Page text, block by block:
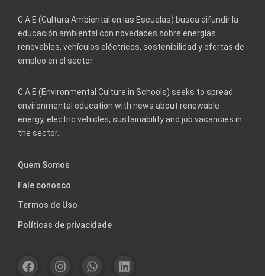
C.A.E (Cultura Ambiental en las Escuelas) busca difundir la
educación ambiental con novedades sobre energías
renovables, vehículos eléctricos, sostenibilidad y ofertas de
empleo en el sector.
C.A.E (Environmental Culture in Schools) seeks to spread
environmental education with news about renewable
energy, electric vehicles, sustainability and job vacancies in
the sector.
Quem Somos
Fale conosco
Termos de Uso
Políticas de privacidade